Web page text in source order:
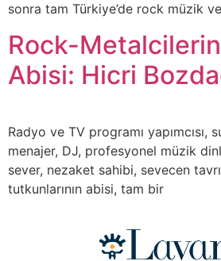
sonra tam Türkiye’de rock müzik
Rock-
Abisi: Hicri
Radyo ve TV programı yapımcısı,
menajer, DJ, profesyonel müzik
sever, nezaket sahibi, sevecen
tutkunlarının abisi, tam bir